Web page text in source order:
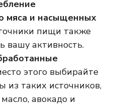
мяса и насыщенных
пищи также
вашу активность.
этого выбирайте
из таких источников,
авокадо и